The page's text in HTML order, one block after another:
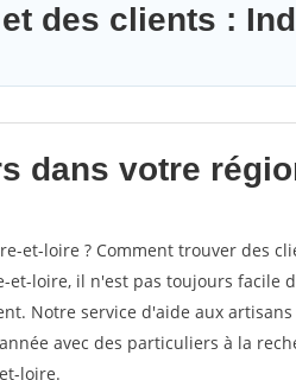
des clients :
dans votre
et-loire ? Comment trouver des
loire, il n'est pas toujours facile
Notre service d'aide aux
avec des particuliers à la
loire.